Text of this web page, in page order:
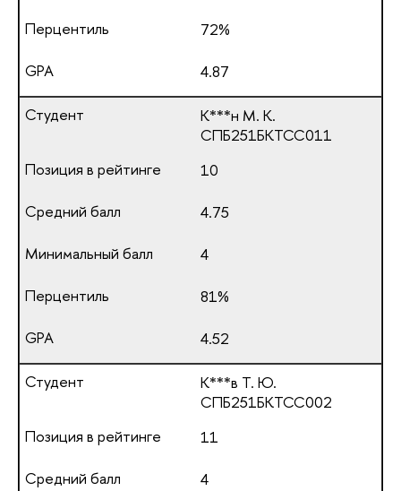
72%
4.87
К***н М. К.
СПБ251БКТСС011
10
4.75
4
81%
4.52
К***в Т. Ю.
СПБ251БКТСС002
11
4